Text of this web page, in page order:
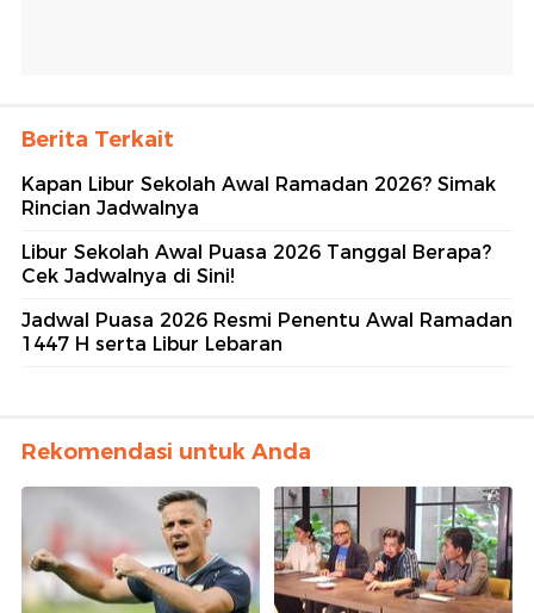
Berita Terkait
Kapan Libur Sekolah Awal Ramadan 2026? Simak
Rincian Jadwalnya
Libur Sekolah Awal Puasa 2026 Tanggal Berapa?
Cek Jadwalnya di Sini!
Jadwal Puasa 2026 Resmi Penentu Awal Ramadan
1447 H serta Libur Lebaran
Rekomendasi untuk Anda